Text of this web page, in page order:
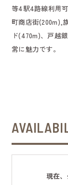
等4駅4路線利用
町商店街(200m),
ド(470m)、戸越
常に魅力です。
現在